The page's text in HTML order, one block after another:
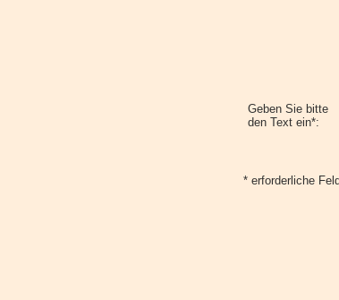
Geben Sie bitte
den Text ein*:
* erforderliche